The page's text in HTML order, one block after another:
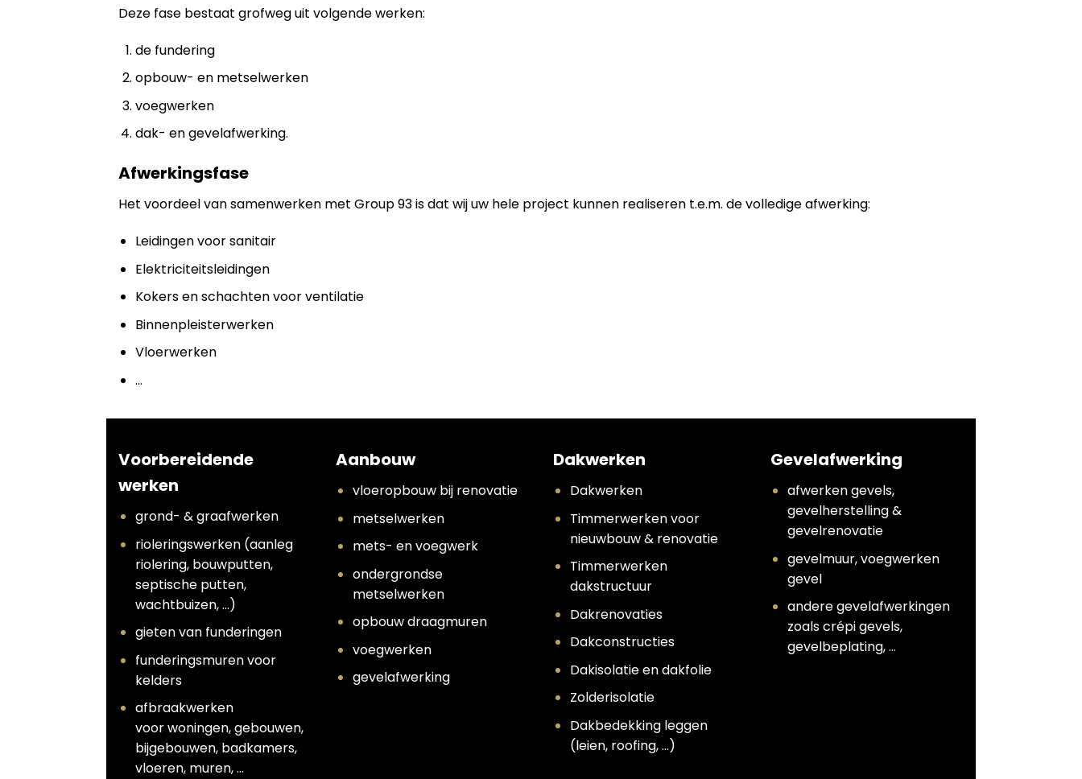
Deze fase bestaat grofweg uit volgende werken:
de fundering
opbouw- en metselwerken
voegwerken
dak- en gevelafwerking.
Afwerkingsfase
Het voordeel van samenwerken met Group 93 is dat wij uw hele project kunnen realiseren t.e.m. de volledige afwerking:
Leidingen voor sanitair
Elektriciteitsleidingen
Kokers en schachten voor ventilatie
Binnenpleisterwerken
Vloerwerken
…
Voorbereidende
werken
grond- & graafwerken
rioleringswerken (aanleg
riolering, bouwputten,
septische putten,
wachtbuizen, …)
gieten van funderingen
funderingsmuren voor
kelders
afbraakwerken
voor woningen, gebouwen,
bijgebouwen, badkamers,
vloeren, muren, …
Aanbouw
vloeropbouw bij renovatie
metselwerken
mets- en voegwerk
ondergrondse
metselwerken
opbouw draagmuren
voegwerken
gevelafwerking
Dakwerken
Dakwerken
Timmerwerken voor
nieuwbouw & renovatie
Timmerwerken
dakstructuur
Dakrenovaties
Dakconstructies
Dakisolatie en dakfolie
Zolderisolatie
Dakbedekking leggen
(leien, roofing, …)
Gevelafwerking
afwerken gevels,
gevelherstelling &
gevelrenovatie
gevelmuur, voegwerken
gevel
andere gevelafwerkingen
zoals crépi gevels,
gevelbeplating, …